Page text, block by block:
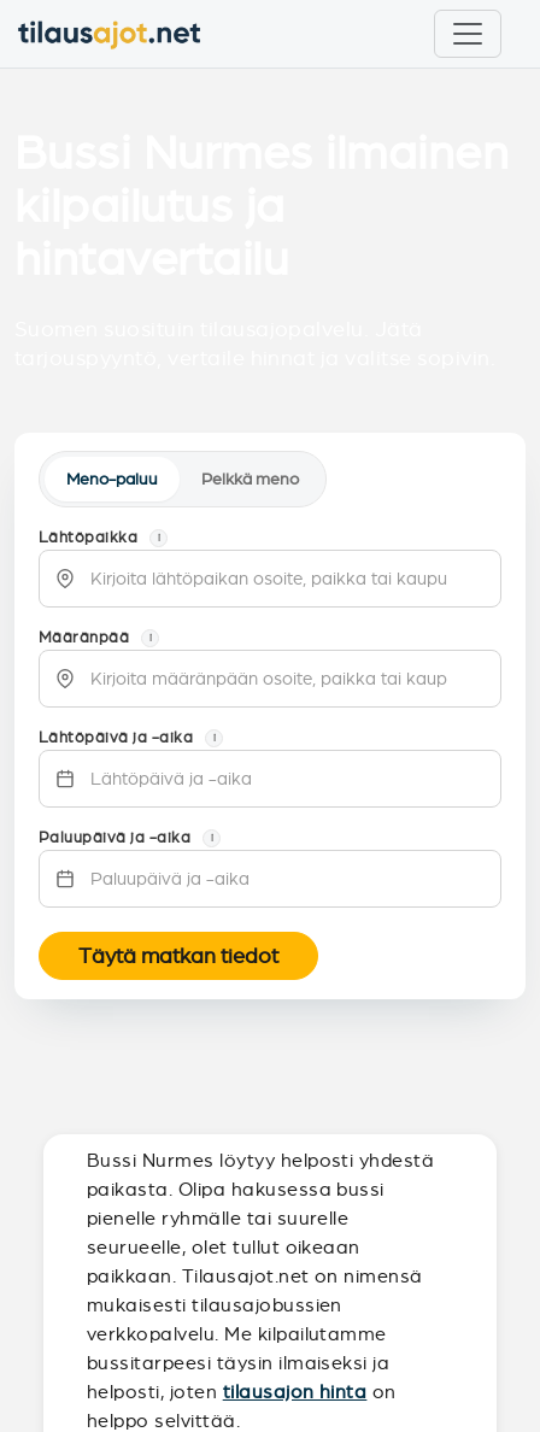
Meno-paluu Pelkkä meno
Lähtöpaikka i
Määränpää i
Lähtöpäivä ja -aika i
Paluupäivä ja -aika i
Täytä matkan tiedot
Bussi Nurmes löytyy helposti yhdestä
paikasta. Olipa hakusessa bussi
pienelle ryhmälle tai suurelle
seurueelle, olet tullut oikeaan
paikkaan. Tilausajot.net on nimensä
mukaisesti tilausajobussien
verkkopalvelu. Me kilpailutamme
bussitarpeesi täysin ilmaiseksi ja
helposti, joten tilausajon hinta on
helppo selvittää.